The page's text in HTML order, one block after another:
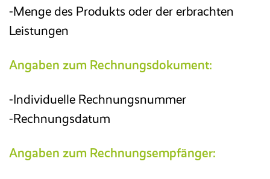
-Menge des Produkts oder der erbrachten
Leistungen
Angaben zum Rechnungsdokument:
-Individuelle Rechnungsnummer
-Rechnungsdatum
Angaben zum Rechnungsempfänger: